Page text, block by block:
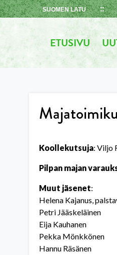
SUOMEN LATU
ETUSIVU
Koollekutsuja: Viljo
Pilpan majan
Muut jäsenet:
Helena Kajanus,
Petri Jääskeläinen
Eija Kauhanen
Pekka Mönkkönen
Hannu Räsänen